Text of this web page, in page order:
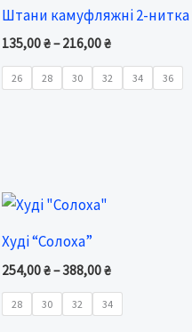
Штани камуфляжні 2-нитка
135,00₴– 216,00₴
216,00 ₴
26 28 30 32 34 36
Худі “Солоха”
254,00₴–388,00₴388,00 ₴
28 30 32 34